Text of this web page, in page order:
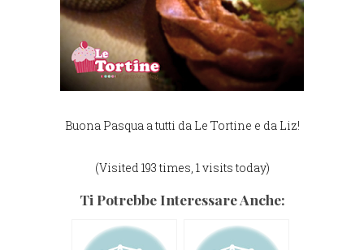
Buona Pasqua a tutti da Le Tortine e da Liz!
(Visited 193 times, 1 visits today)
Ti Potrebbe Interessare Anche: